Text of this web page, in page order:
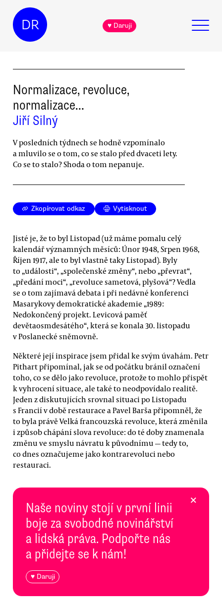
DR ♥ Daruji
Normalizace, revoluce,
normalizace…
Jiří Silný
V posledních týdnech se hodně vzpomínalo
a mluvilo se o tom, co se stalo před dvaceti lety.
Co se to stalo? Shoda o tom nepanuje.
Zkopírovat odkaz Vytisknout
Jisté je, že to byl Listopad (už máme pomalu celý
kalendář významných měsíců: Únor 1948, Srpen 1968,
Říjen 1917, ale to byl vlastně taky Listopad). Byly
to „události“, „společenské změny“, nebo „převrat“,
„předání moci“, „revoluce sametová, plyšová“? Vedla
se o tom zajímavá debata i při nedávné konferenci
Masarykovy demokratické akademie „1989:
Nedokončený projekt. Levicová paměť
devětaosmdesátého“, která se konala 30. listopadu
v Poslanecké sněmovně.
Některé její inspirace jsem přidal ke svým úvahám. Petr
Pithart připomínal, jak se od počátku bránil označení
toho, co se dělo jako revoluce, protože to mohlo přispět
k vyhrocení situace, ale také to neodpovídalo realitě.
Jeden z diskutujících srovnal situaci po Listopadu
s Francií v době restaurace a Pavel Barša připomněl, že
to byla právě Velká francouzská revoluce, která změnila
i způsob chápání slova revoluce: do té doby znamenala
změnu ve smyslu návratu k původnímu — tedy to,
co dnes označujeme jako kontrarevoluci nebo
restauraci.
Naše noviny stojí v první linii
boje za svobodné novinářství
a lidská práva. Podpořte nás
a přidejte se k nám!
♥ Daruji
×